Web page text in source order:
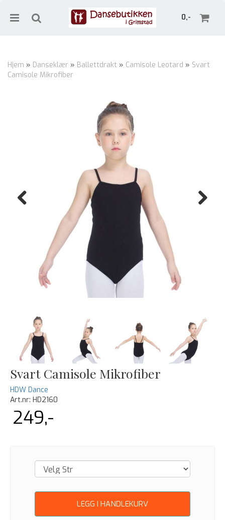
0,-
Hjem » Danseklær » Ballettdrakt » Camisole Leotard » Svart
Camisole Mikrofiber
Svart Camisole Mikrofiber
HDW Dance
Art.nr: HD2160
249,-
LEGG I HANDLEKURV